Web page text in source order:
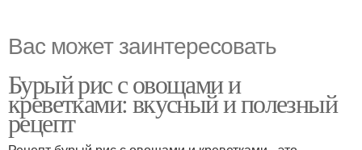
Вас может заинтересовать
Бурый рис с овощами и
креветками: вкусный и полезный
рецепт